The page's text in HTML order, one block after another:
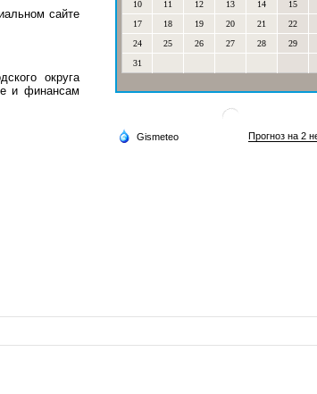
сайте
округа
и финансам
10
11 12 13 14 15
17
18 19 20 21 22
24
25 26 27 28 29
31